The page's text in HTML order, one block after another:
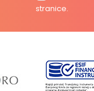
stranice.